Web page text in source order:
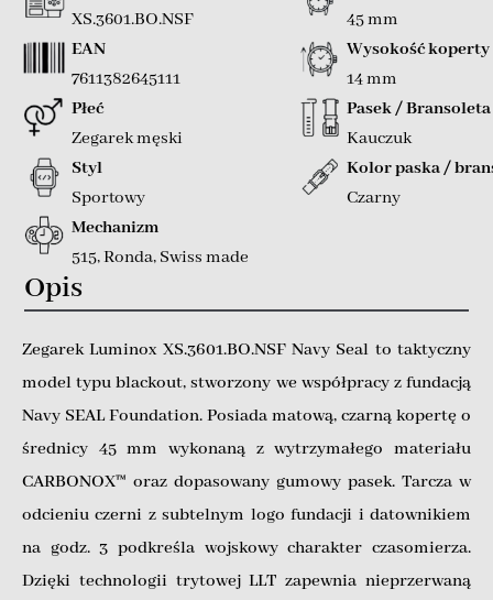
XS.3601.BO.NSF
EAN
7611382645111
Płeć
Zegarek męski
Styl
Sportowy
Mechanizm
515, Ronda, Swiss made
45 mm
Wysokość koperty
14 mm
Pasek / Bransoleta
Kauczuk
Kolor paska /
Czarny
Opis
Zegarek Luminox XS.3601.BO.NSF Navy Seal to taktyczny
model typu blackout, stworzony we współpracy z fundacją
Navy SEAL Foundation. Posiada matową, czarną kopertę o
średnicy 45 mm wykonaną z wytrzymałego materiału
CARBONOX™ oraz dopasowany gumowy pasek. Tarcza w
odcieniu czerni z subtelnym logo fundacji i datownikiem
na godz. 3 podkreśla wojskowy charakter czasomierza.
Dzięki technologii trytowej LLT zapewnia nieprzerwaną